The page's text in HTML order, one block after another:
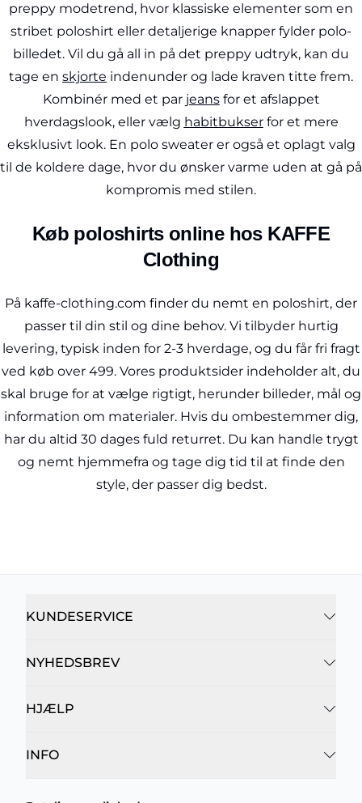
preppy modetrend, hvor klassiske elementer som en
stribet poloshirt eller detaljerige knapper fylder polo-
billedet. Vil du gå all in på det preppy udtryk, kan du
tage en skjorte indenunder og lade kraven titte frem.
Kombinér med et par jeansfor et afslappet
hverdagslook, eller vælg habitbukserfor et mere
eksklusivt look. En polo sweater er også et oplagt valg
til de koldere dage, hvor du ønsker varme uden at gå på
kompromis med stilen.
Køb poloshirts online hos KAFFE
Clothing
På kaffe-clothing.com finder du nemt en poloshirt, der
passer til din stil og dine behov. Vi tilbyder hurtig
levering, typisk inden for 2-3 hverdage, og du får fri fragt
ved køb over 499. Vores produktsider indeholder alt, du
skal bruge for at vælge rigtigt, herunder billeder, mål og
information om materialer. Hvis du ombestemmer dig,
har du altid 30 dages fuld returret. Du kan handle trygt
og nemt hjemmefra og tage dig tid til at finde den
style, der passer dig bedst.
KUNDESERVICE
NYHEDSBREV
HJÆLP
INFO